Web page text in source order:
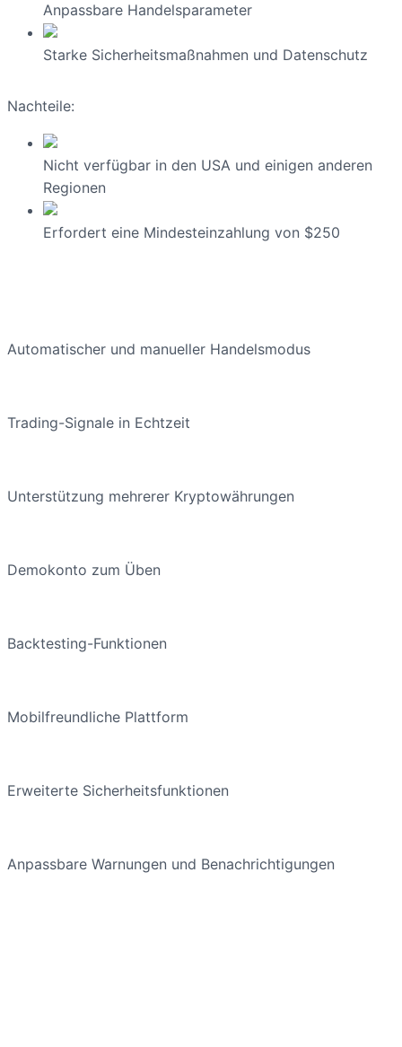
Anpassbare Handelsparameter
Starke Sicherheitsmaßnahmen und Datenschutz
Nachteile:
Nicht verfügbar in den USA und einigen anderen
Regionen
Erfordert eine Mindesteinzahlung von $250
Automatischer und manueller Handelsmodus
Trading-Signale in Echtzeit
Unterstützung mehrerer Kryptowährungen
Demokonto zum Üben
Backtesting-Funktionen
Mobilfreundliche Plattform
Erweiterte Sicherheitsfunktionen
Anpassbare Warnungen und Benachrichtigungen